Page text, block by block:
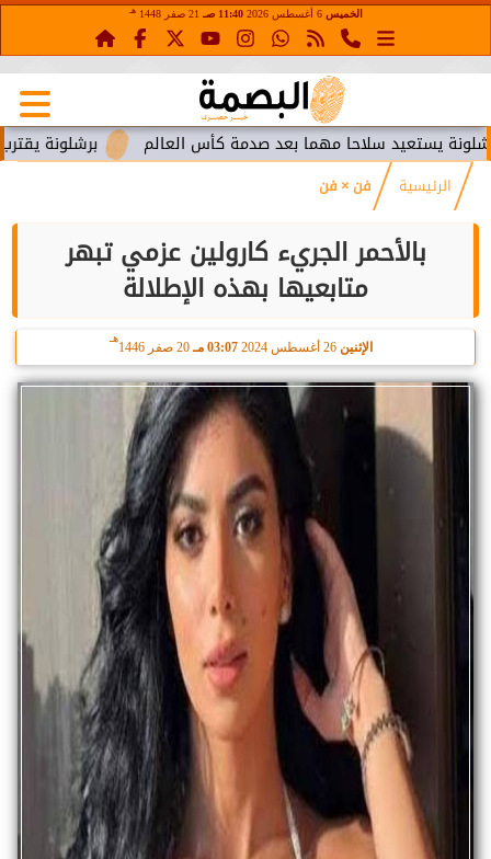
الخميس 6 أغسطس 2026 11:40 صـ 21 صفر 1448 هـ
برشلونة يقترب من يستعيد سلاحا مهما بعد صدمة كأس العالم
الرئيسية فن × فن
بالأحمر الجريء كارولين عزمي تبهر
متابعيها بهذه الإطلالة
الإثنين 03:07 مـ 20 صفر 1446
هـ